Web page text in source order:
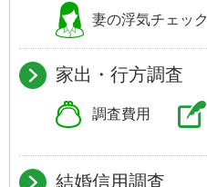
妻の浮気チェック
家出・行方調査
調査費用
結婚信用調査